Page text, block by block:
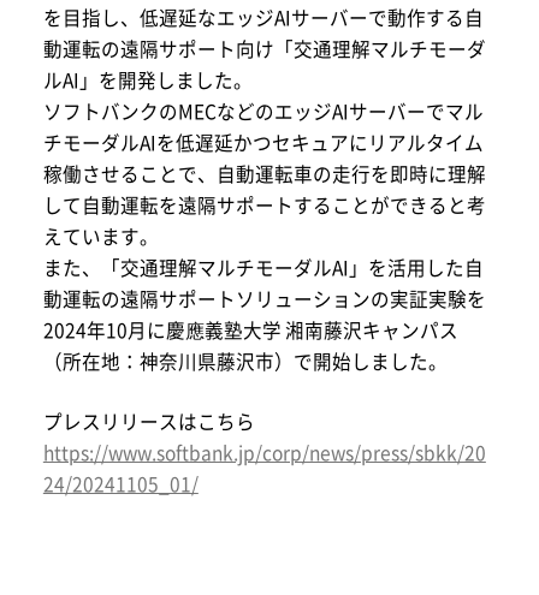
を目指し、低遅延なエッジAIサーバーで動作する自
動運転の遠隔サポート向け「交通理解マルチモーダ
ルAI」を開発しました。
ソフトバンクのMECなどのエッジAIサーバーでマル
チモーダルAIを低遅延かつセキュアにリアルタイム
稼働させることで、自動運転車の走行を即時に理解
して自動運転を遠隔サポートすることができると考
えています。
また、「交通理解マルチモーダルAI」を活用した自
動運転の遠隔サポートソリューションの実証実験を
2024年10月に慶應義塾大学 湘南藤沢キャンパス
（所在地：神奈川県藤沢市）で開始しました。
プレスリリースはこちら
https://www.softbank.jp/corp/news/press/sbkk/20
24/20241105_01/